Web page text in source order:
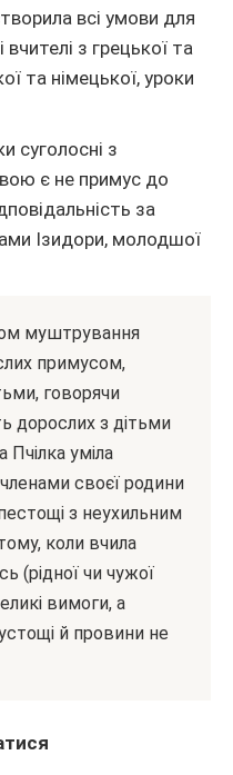
всі умови для
з грецької та
та німецької, уроки
суголосні з
є не примус до
за
Ізидори, молодшої
муштрування
примусом,
говорячи
дорослих з дітьми
Пчілка уміла
своєї родини
з неухильним
коли вчила
(рідної чи чужої
вимоги, а
й провини не